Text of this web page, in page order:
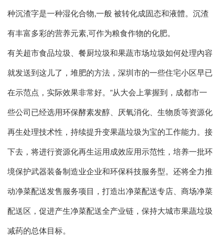
种沉渣字是一种湿化合物,一般 被转化成固态和液體。沉渣
有丰富多彩的营养元素,可作为粮食作物的化肥。
有关超市食品垃圾、餐厨垃圾和果蔬市场垃圾如何处理內容
就发送到这儿了，堆肥的方法，深圳市的一些住宅小区早已
在示范点，实际效果非常好。”从大会上掌握到，成都市一
些公司已经选用环保酵素发醇、厌氧消化、生物质等资源化
再生处理技术性，持续提升变果蔬垃圾为宝的工作能力。接
下去，将进行资源化再生运用成效应用示范性，培养一批环
境保护武器装备制造业企业和环保科技服务型。还将全力推
动净菜配送发售服务项目，打造出净菜配送专店、商场净菜
配送区，促进产生净菜配送全产业链，保持大城市果蔬垃圾
减药的总体目标。